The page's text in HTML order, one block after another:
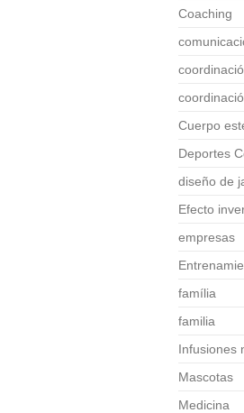
Coaching
Cuerpo
Deportes
diseño de
Efecto
empresas
família
familia
Infusiones
Mascotas
Medicina